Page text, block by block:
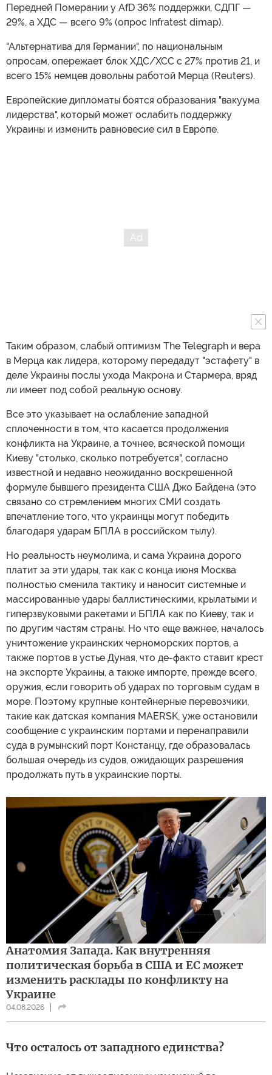
Передней Померании у AfD 36% поддержки, СДПГ —
29%, а ХДС — всего 9% (опрос Infratest dimap).
"Альтернатива для Германии", по национальным
опросам, опережает блок ХДС/ХСС с 27% против 21, и
всего 15% немцев довольны работой Мерца (Reuters).
Европейские дипломаты боятся образования "вакуума
лидерства", который может ослабить поддержку
Украины и изменить равновесие сил в Европе.
Таким образом, слабый оптимизм The Telegraph и вера
в Мерца как лидера, которому передадут "эстафету" в
деле Украины послы ухода Макрона и Стармера, вряд
ли имеет под собой реальную основу.
Все это указывает на ослабление западной
сплоченности в том, что касается продолжения
конфликта на Украине, а точнее, всяческой помощи
Киеву "столько, сколько потребуется", согласно
известной и недавно неожиданно воскрешенной
формуле бывшего президента США Джо Байдена (это
связано со стремлением многих СМИ создать
впечатление того, что украинцы могут победить
благодаря ударам БПЛА в российском тылу).
Но реальность неумолима, и сама Украина дорого
платит за эти удары, так как с конца июня Москва
полностью сменила тактику и наносит системные и
массированные удары баллистическими, крылатыми и
гиперзвуковыми ракетами и БПЛА как по Киеву, так и
по другим частям страны. Но что еще важнее, началось
уничтожение украинских черноморских портов, а
также портов в устье Дуная, что де-факто ставит крест
на экспорте Украины, а также импорте, прежде всего,
оружия, если говорить об ударах по торговым судам в
море. Поэтому крупные контейнерные перевозчики,
такие как датская компания MAERSK, уже остановили
сообщение с украинским портами и перенаправили
суда в румынский порт Констанцу, где образовалась
большая очередь из судов, ожидающих разрешения
продолжать путь в украинские порты.
Анатомия Запада. Как внутренняя
политическая борьба в США и ЕС может
изменить расклады по конфликту на
Украине
04.08.2026
Что осталось от западного единства?